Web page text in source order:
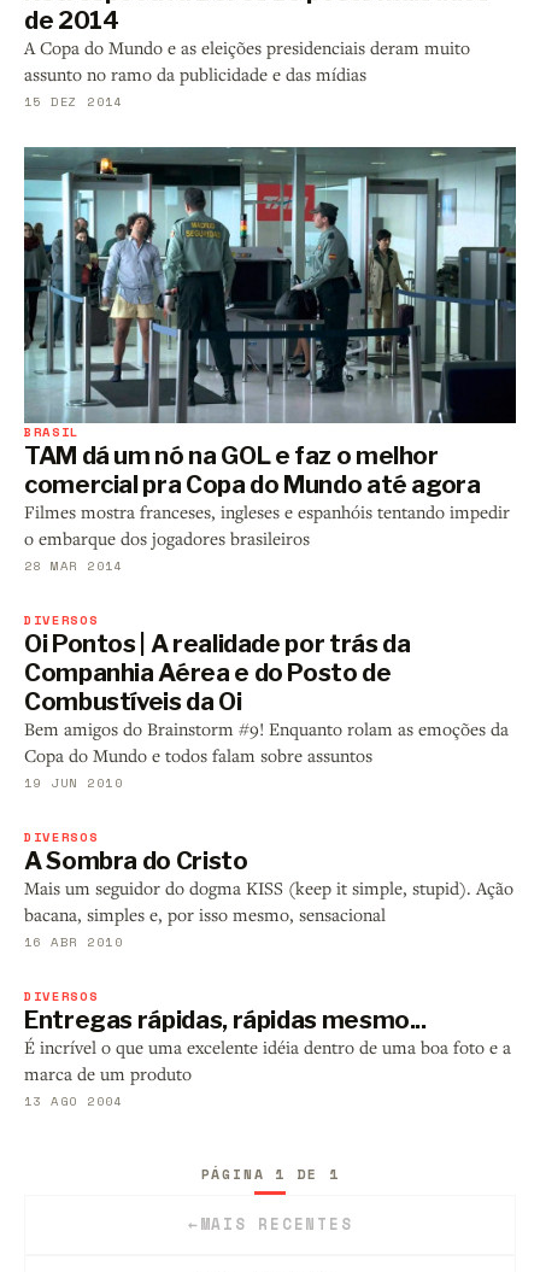
de 2014
A Copa do Mundo e as eleições presidenciais deram muito
assunto no ramo da publicidade e das mídias
15 DEZ 2014
BRASIL
TAM dá um nó na GOL e faz o melhor
comercial pra Copa do Mundo até agora
Filmes mostra franceses, ingleses e espanhóis tentando impedir
o embarque dos jogadores brasileiros
28 MAR 2014
DIVERSOS
Oi Pontos | A realidade por trás da
Companhia Aérea e do Posto de
Combustíveis da Oi
Bem amigos do Brainstorm #9! Enquanto rolam as emoções da
Copa do Mundo e todos falam sobre assuntos
19 JUN 2010
DIVERSOS
A Sombra do Cristo
Mais um seguidor do dogma KISS (keep it simple, stupid). Ação
bacana, simples e, por isso mesmo, sensacional
16 ABR 2010
DIVERSOS
Entregas rápidas, rápidas mesmo...
É incrível o que uma excelente idéia dentro de uma boa foto e a
marca de um produto
13 AGO 2004
←MAIS RECENTES
PÁGINA 1 DE 1